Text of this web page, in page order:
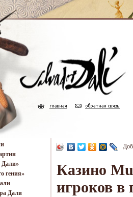
Дали»
гения»
Дали
Казино
игроков